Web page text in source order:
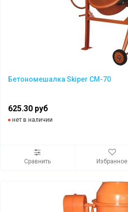
Бетономешалка Skiper CM-70
625.30 руб
нет в наличии
Сравнить Избранное